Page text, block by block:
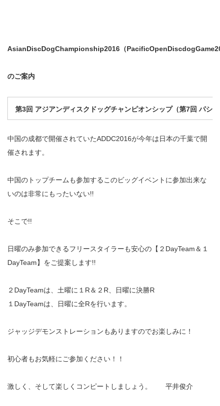
AsianDiscDogChampionship2016 （PacificOpenDiscdogG
のご案内
第3回 アジアンディスクドッグチャンピオンシップ（第7回 パシ
中国の成都で開催されていたADDC2016が今年は日本の千葉で開
催されます。
中国のトップチームも参加するこのビッグイベントに参加出来な
いのは非常にもったいない!!
そこで!!
日曜のみ参加できるフリースタイラーも安心の【２DayTeam＆１
DayTeam】をご提案します!!
２DayTeamは、土曜に１R＆２R、日曜に決勝R
１DayTeamは、日曜に全Rを行います。
ジャッジデモンストレーションもありますのでお楽しみに！
初心者もお気軽にご参加ください！！
激しく、そして楽しくコンピートしましょう。 平井俊介